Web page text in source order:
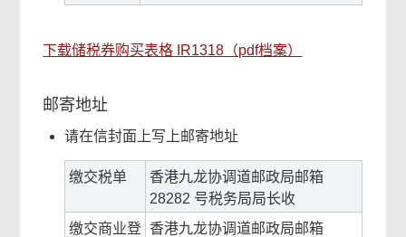
下载储税券购买表格 IR1318（pdf档案）
邮寄地址
请在信封面上写上邮寄地址
缴交税单
香港九龙协调道邮政局邮箱
28282 号税务局局长收
缴交商业登 香港九龙协调道邮政局邮箱